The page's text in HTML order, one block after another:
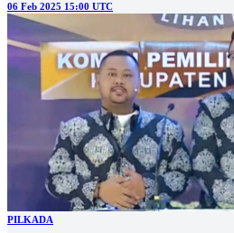
06 Feb 2025 15:00 UTC
PILKADA